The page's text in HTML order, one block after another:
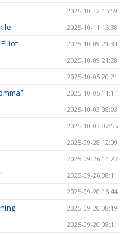
2025-10-12 15:59
2025-10-11 16:38
2025-10-09 21:34
2025-10-09 21:28
2025-10-05 20:21
2025-10-05 11:11
2025-10-03 08:03
2025-10-03 07:55
2025-09-28 12:09
2025-09-26 14:27
2025-09-26 08:11
2025-09-20 16:44
2025-09-20 08:19
2025-09-20 08:11